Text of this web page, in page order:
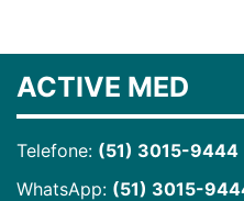
ACTIVE MED
Telefone: (51) 3015-9444
WhatsApp: (51) 3015-